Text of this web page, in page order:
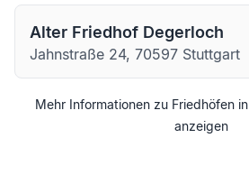
Alter Friedhof Degerloch
Jahnstraße 24, 70597 Stuttgart
Mehr Informationen zu Friedhöfen in
anzeigen